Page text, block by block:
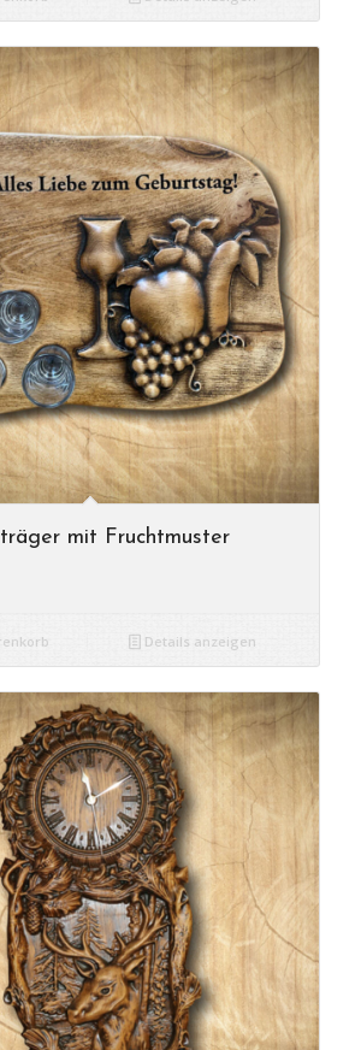
mit Fruchtmuster
Details anzeigen